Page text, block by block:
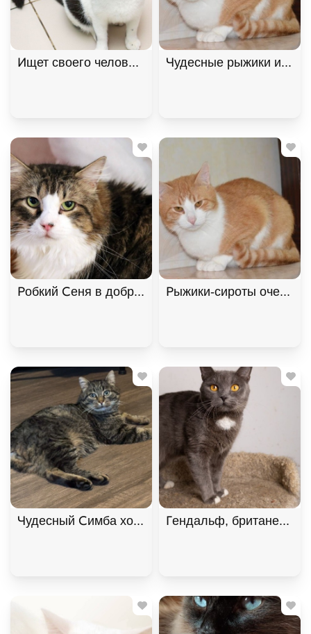
Ищет своего человека кот Снежок!, Черный с
Чудесные рыжики ищут
Робкий Сеня в добрые руки, Двухцветный,
Рыжики-сироты очень
Чудесный Симба хочет подарить любовь. В дар!
Гендальф, британец,